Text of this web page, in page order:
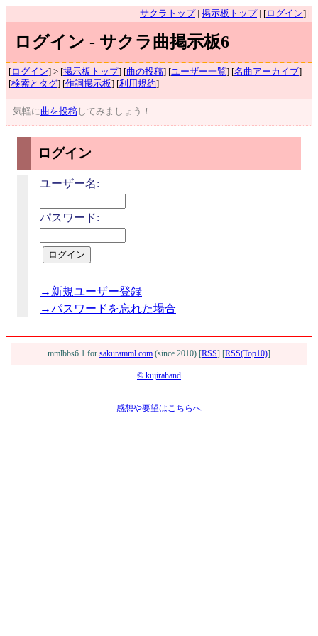
サクラトップ 掲示板トップ | [ログイン] |
ログイン - サクラ曲掲示板6
[ログイン] > [掲示板トップ] [曲の投稿] [ユーザー一覧] [名曲アーカイブ]
[検索とタグ] [作詞掲示板] [利用規約]
気軽に曲を投稿 してみましょう！
ログイン
ユーザー名:
パスワード:
→新規ユーザー登録
→パスワードを忘れた場合
mmlbbs6.1 for sakuramml.com (since 2010) [RSS] [RSS(Top10)]
© kujirahand
感想や要望はこちらへ